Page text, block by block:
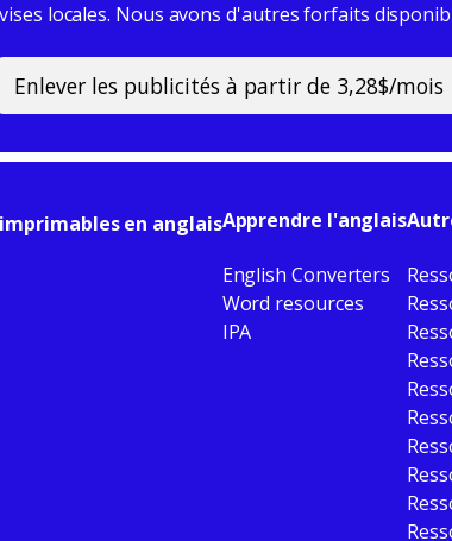
locales. Nous avons d'autres forfaits
Enlever les publicités à partir de 3,28$/mois
en anglaisApprendre l'anglais
English Converters
Word resources
IPA